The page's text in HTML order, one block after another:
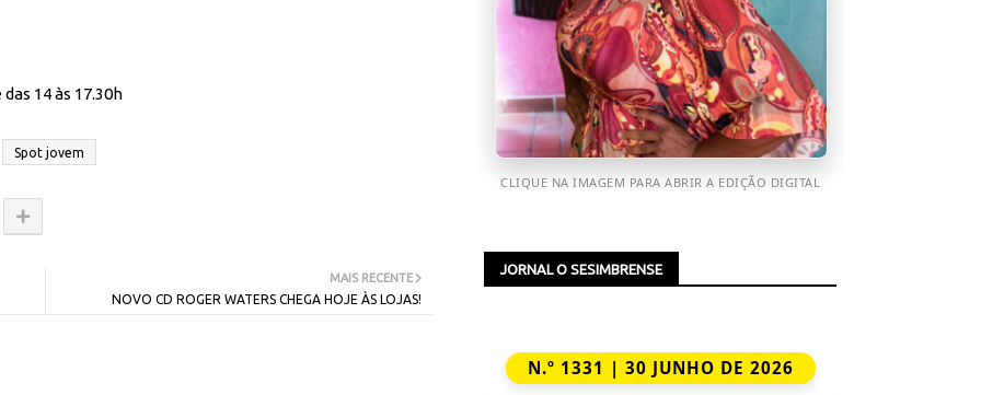
14 às 17.30h
Spot jovem
MAIS RECENTE
NOVO CD ROGER WATERS CHEGA HOJE ÀS LOJAS!
CLIQUE NA IMAGEM PARA ABRIR A EDIÇÃO DIGITAL
JORNAL O SESIMBRENSE
N.º 1331 | 30 JUNHO DE 2026